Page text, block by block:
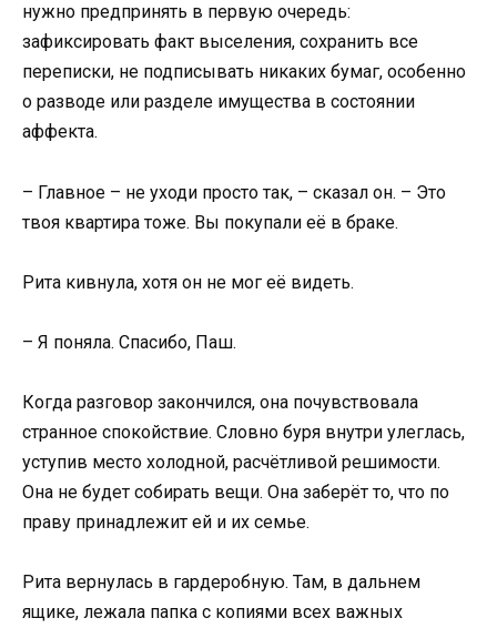
нужно предпринять в первую очередь:
зафиксировать факт выселения, сохранить все
переписки, не подписывать никаких бумаг, особенно
о разводе или разделе имущества в состоянии
аффекта.
– Главное – не уходи просто так, – сказал он. – Это
твоя квартира тоже. Вы покупали её в браке.
Рита кивнула, хотя он не мог её видеть.
– Я поняла. Спасибо, Паш.
Когда разговор закончился, она почувствовала
странное спокойствие. Словно буря внутри улеглась,
уступив место холодной, расчётливой решимости.
Она не будет собирать вещи. Она заберёт то, что по
праву принадлежит ей и их семье.
Рита вернулась в гардеробную. Там, в дальнем
ящике, лежала папка с копиями всех важных